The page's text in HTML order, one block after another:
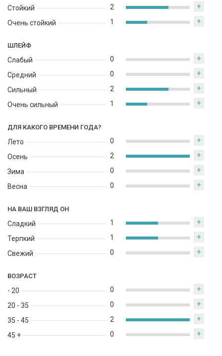
Стойкий
Очень стойкий
2 +
1 +
ШЛЕЙФ
Слабый
Средний
Сильный
Очень сильный
0 +
0 +
2 +
1 +
ДЛЯ КАКОГО ВРЕМЕНИ ГОДА?
Лето
Осень
Зима
Весна
0 +
2 +
0 +
0 +
НА ВАШ ВЗГЛЯД ОН
Сладкий
Терпкий
Свежий
1 +
1 +
0 +
ВОЗРАСТ
- 20
20 - 35
35 - 45
45 +
0 +
0 +
2 +
0 +